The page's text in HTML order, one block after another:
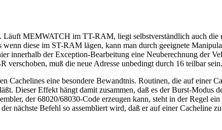
MEMWATCH im TT-RAM, liegt selbstverständlich auch die
wenn diese im ST-RAM lägen, kann man durch geeignete
innerhalb der Exception-Bearbeitung eine Neuberechnung der
verschoben, muß die neue Adresse unbedingt durch 16 teilbar
Cachelines eine besondere Bewandtnis. Routinen, die auf einer
Dieser Effekt hängt damit zusammen, daß es der Burst-Modus
der 68020/68030-Code erzeugen kann, steht in der Regel
der nächste Befehl so assembliert wird, daß er auf einer Cacheline